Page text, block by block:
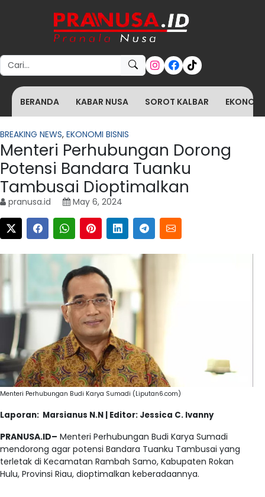
Search for:
BERANDA KABAR NUSA SOROT KALBAR
BREAKING NEWS, EKONOMI BISNIS
Menteri Perhubungan Dorong
Potensi Bandara Tuanku
Tambusai Dioptimalkan
pranusa.id May 6, 2024
Menteri Perhubungan Budi Karya Sumadi (Liputan6.com)
Laporan: Marsianus N.N | Editor: Jessica C. Ivanny
PRANUSA.ID– Menteri Perhubungan Budi Karya Sumadi
mendorong agar potensi Bandara Tuanku Tambusai yang
terletak di Kecamatan Rambah Samo, Kabupaten Rokan
Hulu, Provinsi Riau, dioptimalkan keberadaannya.